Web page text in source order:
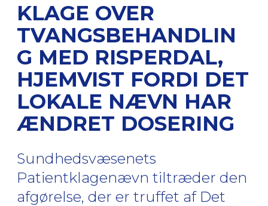
KLAGE OVER
TVANGSBEHANDLIN
G MED RISPERDAL,
HJEMVIST FORDI DET
LOKALE NÆVN HAR
ÆNDRET DOSERING
Sundhedsvæsenets
Patientklagenævn tiltræder den
afgørelse, der er truffet af Det